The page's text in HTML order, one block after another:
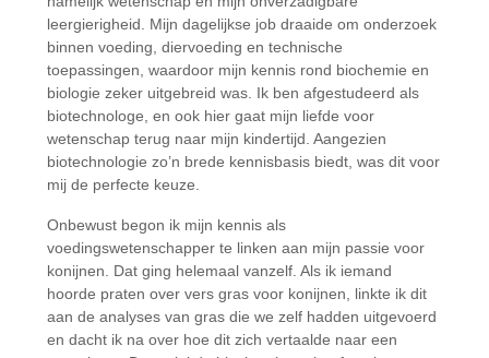
leergierigheid. Mijn dagelijkse job draaide om onderzoek
binnen voeding, diervoeding en technische
toepassingen, waardoor mijn kennis rond biochemie en
biologie zeker uitgebreid was. Ik ben afgestudeerd als
biotechnologe, en ook hier gaat mijn liefde voor
wetenschap terug naar mijn kindertijd. Aangezien
biotechnologie zo’n brede kennisbasis biedt, was dit voor
mij de perfecte keuze.
Onbewust begon ik mijn kennis als
voedingswetenschapper te linken aan mijn passie voor
konijnen. Dat ging helemaal vanzelf. Als ik iemand
hoorde praten over vers gras voor konijnen, linkte ik dit
aan de analyses van gras die we zelf hadden uitgevoerd
en dacht ik na over hoe dit zich vertaalde naar een